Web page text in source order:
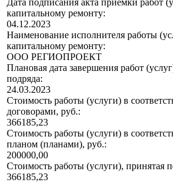
Дата подписания акта приемки работ
капитальному ремонту:
04.12.2023
Наименование исполнителя работы
капитальному ремонту:
ООО РЕГИОПРОЕКТ
Плановая дата завершения работ
подряда:
24.03.2023
Стоимость работы (услуги) в
договорами, руб.:
366185,23
Стоимость работы (услуги) в
планом (планами), руб.:
200000,00
Стоимость работы (услуги), принятая
366185,23